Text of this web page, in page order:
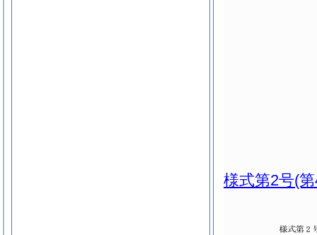
様式第2号(